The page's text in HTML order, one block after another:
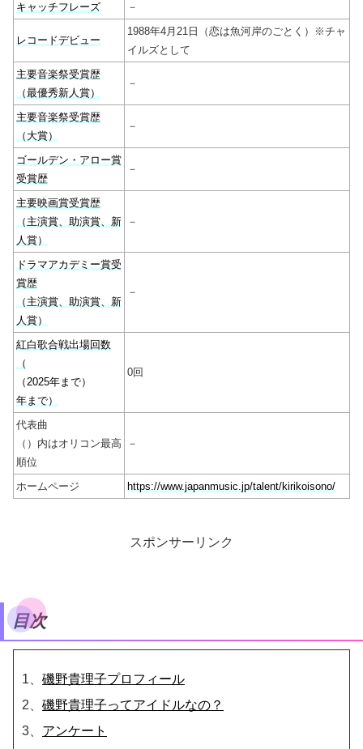
キャッチフレーズ
－
レコードデビュー
1988年4月21日（恋は魚河岸のごとく）※チャ
イルズとして
主要音楽祭受賞歴
（最優秀新人賞）
－
主要音楽祭受賞歴
（大賞）
－
ゴールデン・アロー賞
受賞歴
－
主要映画賞受賞歴
（主演賞、助演賞、新
人賞）
－
ドラマアカデミー賞受
賞歴
（主演賞、助演賞、新
人賞）
－
紅白歌合戦出場回数
（
（2025年まで）
年まで）
0回
代表曲
（）内はオリコン最高
順位
－
ホームページ https://www.japanmusic.jp/talent/kirikoisono/
スポンサーリンク
目次
1、 磯野貴理子プロフィール
2、 磯野貴理子ってアイドルなの？
3、 アンケート